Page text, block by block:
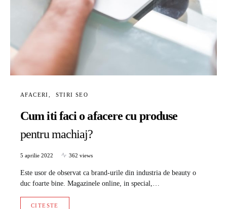
AFACERI STIRI SEO
Cum iti faci o afacere cu produse
pentru machiaj?
5 aprilie 2022 362 views
Este usor de observat ca brand-urile din industria de beauty o
duc foarte bine. Magazinele online, in special,…
CITESTE